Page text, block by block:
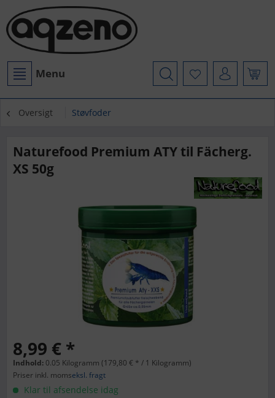
Menu
Oversigt Støvfoder
Naturefood Premium ATY til Fächerg.
XS 50g
8,99 € *
Indhold: 0.05 Kilogramm (179,80 € * / 1 Kilogramm)
Priser inkl. momseksl. fragt
Klar til afsendelse idag